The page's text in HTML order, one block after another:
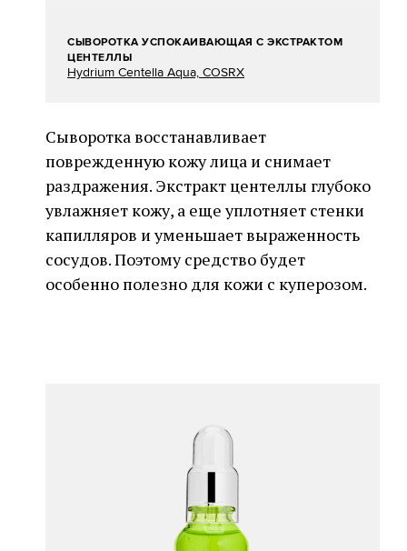
СЫВОРОТКА УСПОКАИВАЮЩАЯ С ЭКСТРАКТОМ
ЦЕНТЕЛЛЫ
Hydrium Centella Aqua, COSRX
Сыворотка восстанавливает
поврежденную кожу лица и снимает
раздражения. Экстракт центеллы глубоко
увлажняет кожу, а еще уплотняет стенки
капилляров и уменьшает выраженность
сосудов. Поэтому средство будет
особенно полезно для кожи с куперозом.